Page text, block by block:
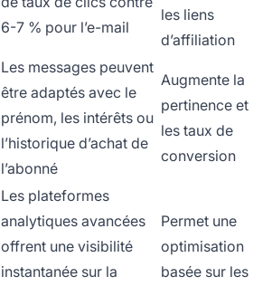
6-7 % pour l’e-mail
les liens
d’affiliation
Les messages peuvent
être adaptés avec le
prénom, les intérêts ou
l’historique d’achat de
l’abonné
Augmente la
pertinence et
les taux de
conversion
Les plateformes
analytiques avancées
offrent une visibilité
instantanée sur la
Permet une
optimisation
basée sur les